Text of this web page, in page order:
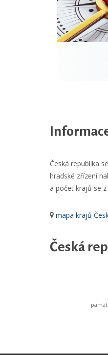
Přejít na hlavní obsah
Česká republika
hradské zřízení
a počet krajů se
mapa krajů
Česká